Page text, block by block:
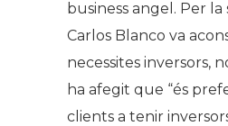
business angel. Per la
Carlos Blanco va
necessites inversors,
ha afegit que “és
clients a tenir